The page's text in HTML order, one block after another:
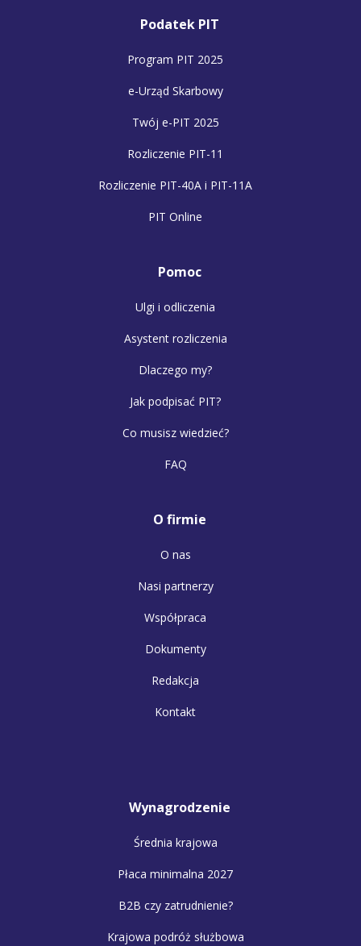
Podatek PIT
Program PIT 2025
e-Urząd Skarbowy
Twój e-PIT 2025
Rozliczenie PIT-11
Rozliczenie PIT-40A i PIT-11A
PIT Online
Pomoc
Ulgi i odliczenia
Asystent rozliczenia
Dlaczego my?
Jak podpisać PIT?
Co musisz wiedzieć?
FAQ
O firmie
O nas
Nasi partnerzy
Współpraca
Dokumenty
Redakcja
Kontakt
Wynagrodzenie
Średnia krajowa
Płaca minimalna 2027
B2B czy zatrudnienie?
Krajowa podróż służbowa